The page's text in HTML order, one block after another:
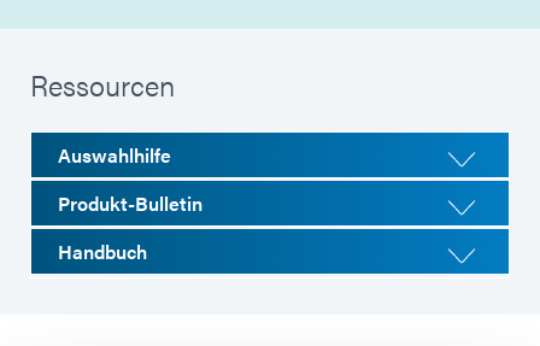
Ressourcen
Auswahlhilfe
Produkt-Bulletin
Handbuch